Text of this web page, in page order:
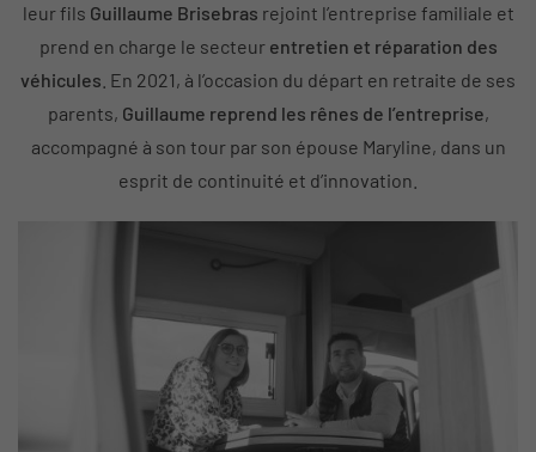
leur fils Guillaume Brisebras rejoint l’entreprise familiale et
prend en charge le secteur entretien et réparation des
véhicules . En 2021, à l’occasion du départ en retraite de ses
parents, Guillaume reprend les rênes de l’entreprise,
accompagné à son tour par son épouse Maryline, dans un
esprit de continuité et d’innovation.